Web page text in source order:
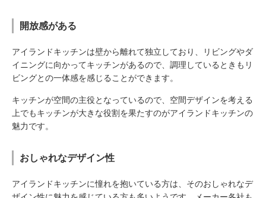
開放感がある
アイランドキッチンは壁から離れて独立しており、リビングやダ
イニングに向かってキッチンがあるので、調理しているときもリ
ビングとの一体感を感じることができます。
キッチンが空間の主役となっているので、空間デザインを考える
上でもキッチンが大きな役割を果たすのがアイランドキッチンの
魅力です。
おしゃれなデザイン性
アイランドキッチンに憧れを抱いている方は、そのおしゃれなデ